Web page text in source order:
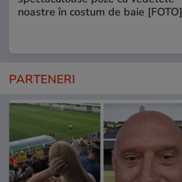
noastre în costum de baie [FOTO]
PARTENERI